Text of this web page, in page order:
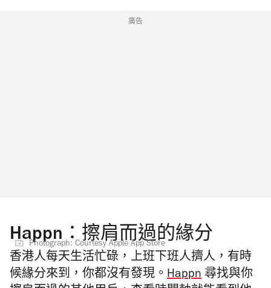
廣告
Happn：擦肩而過的緣分
Photograph: Courtesy Apple App Store
香港人每天生活忙碌，上班下班人擠人，有時
候緣分來到，你都沒有發現。 Happn 尋找與你